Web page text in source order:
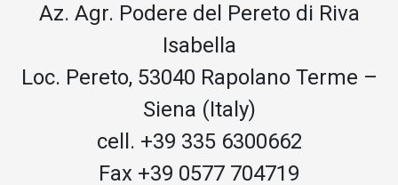
Az. Agr. Podere del Pereto di Riva
Isabella
Loc. Pereto, 53040 Rapolano Terme –
Siena (Italy)
cell. +39 335 6300662
Fax +39 0577 704719